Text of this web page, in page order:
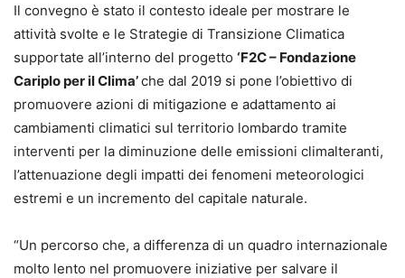
Il convegno è stato il contesto ideale per mostrare le
attività svolte e le Strategie di Transizione Climatica
supportate all’interno del progetto ‘F2C – Fondazione
Cariplo per il Clima’che dal 2019 si pone l’obiettivo di
promuovere azioni di mitigazione e adattamento ai
cambiamenti climatici sul territorio lombardo tramite
interventi per la diminuzione delle emissioni climalteranti,
l’attenuazione degli impatti dei fenomeni meteorologici
estremi e un incremento del capitale naturale.
“Un percorso che, a differenza di un quadro internazionale
molto lento nel promuovere iniziative per salvare il